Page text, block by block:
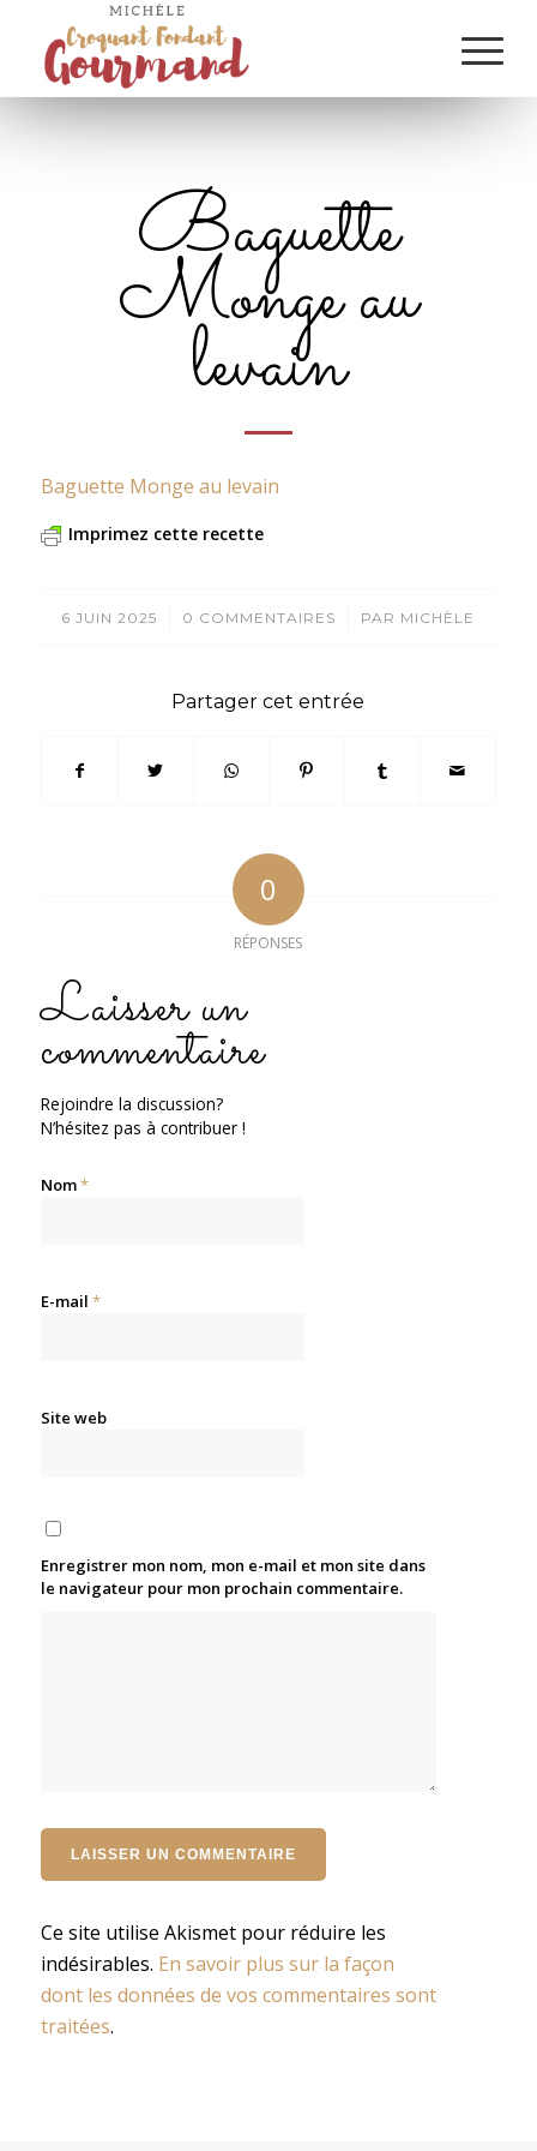
Baguette
Monge au
levain
Baguette Monge au levain
Imprimez cette recette
6 JUIN 2025
/ 0 COMMENTAIRES
/ PAR MICHÈLE
Partager cet entrée
0
RÉPONSES
Laisser un
commentaire
Rejoindre la discussion?
N’hésitez pas à contribuer !
Nom*
E-mail *
Site web
Enregistrer mon nom, mon e-mail et mon site dans
le navigateur pour mon prochain commentaire.
Ce site utilise Akismet pour réduire les
indésirables. En savoir plus sur la façon
dont les données de vos commentaires sont
traitées.